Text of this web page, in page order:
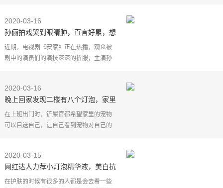
灯之后，夏天我就
2020-03-16
孙俪拍戏哭到眼睛肿，直言好累，想
到吃却露出微笑
近期，电视剧《安家》正在热播，观众被
剧中的演员们的演技深深的折服，主演孙
她的敬业。
只见
2020-03-16
晚上回家发现二楼有八个灯泡，家里
的四只猫咪，是想要吓死主人吗
在上班出门时，铲屎官都希望家里的宠物
可以目送自己，让自己看到宠物对自己的
上班出门，铲屎官
2020-03-15
网红达人力荐小灯泡精华液，美白抗
衰老，坚持28天肌肤重焕新生
在护肤的时候有很多的人都是会去看一些